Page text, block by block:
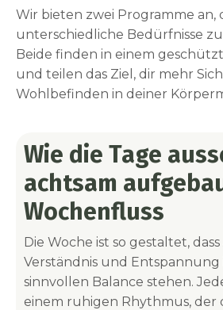
Wir bieten zwei Programme an,
unterschiedliche Bedürfnisse
Beide finden in einem
und teilen das Ziel, dir mehr
Wohlbefinden in deiner
Wie die Tage
achtsam
Wochenfluss
Die Woche ist so gestaltet,
Verständnis und Entspannung
sinnvollen Balance stehen.
einem ruhigen Rhythmus, der